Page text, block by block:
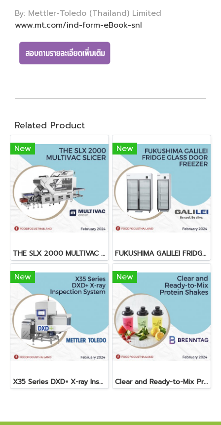
By: Mettler-Toledo (Thailand) Limited
www.mt.com/ind-form-eBook-snl
Related Product
New
THE SLX 2000 MULTIVAC SLICER
New
FUKUSHIMA GALILEI FRIDGE GLASS DOOR FREEZER
New
X35 Series DXD+ X-ray Inspection System
New
Clear and Ready-to-Mix Protein Shakes